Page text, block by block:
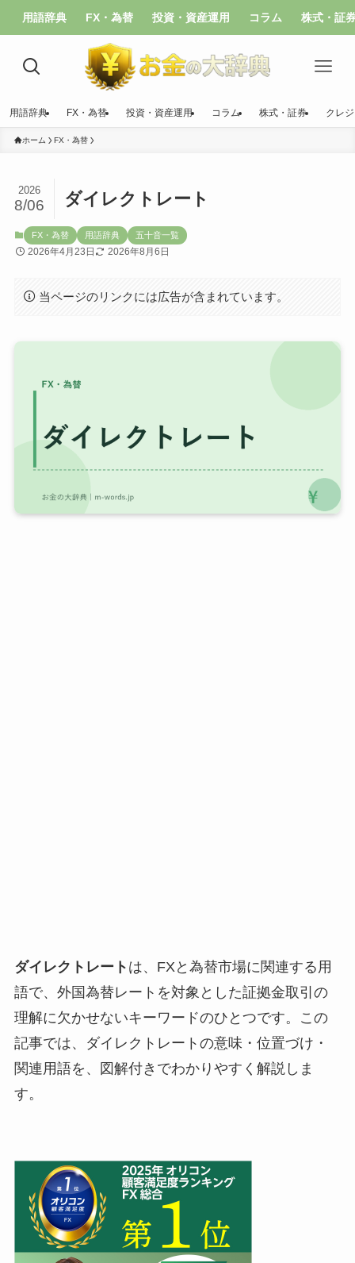
用語辞典 FX・為替 投資・資産運用 コラム 株式・証
用語辞典 FX・為替 投資・資産運用 コラム 株式・証券 クレ
ホーム FX・為替
ダイレクトレート
2026
8/06
FX・為替 用語辞典 五十音一覧
2026年4月23日 2026年8月6日
当ページのリンクには広告が含まれています。
ダイレクトレート は、FXと為替市場に関連する用
語で、外国為替レートを対象とした証拠金取引の
理解に欠かせないキーワードのひとつです。この
記事では、ダイレクトレートの意味・位置づけ・
関連用語を、図解付きでわかりやすく解説しま
す。